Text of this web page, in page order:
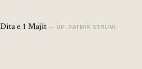
e 1 Majit DR. FATMIR STRUMI